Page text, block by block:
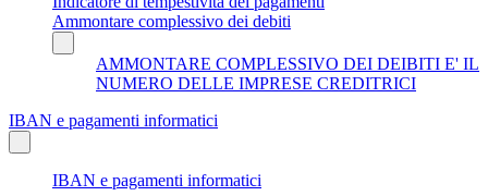
Ammontare complessivo dei debiti
AMMONTARE COMPLESSIVO DEI DEIBITI E' IL
NUMERO DELLE IMPRESE CREDITRICI
IBAN e pagamenti informatici
IBAN e pagamenti informatici